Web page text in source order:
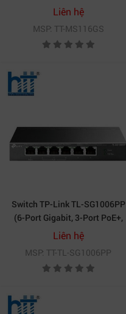
Liên hệ
MSP: TT-MS116GS
Switch TP-Link TL-SG1006PP
(6-Port Gigabit, 3-Port PoE+,
1-Port PoE++, Desktop Switch)
Liên hệ
MSP: TT-TL-SG1006PP